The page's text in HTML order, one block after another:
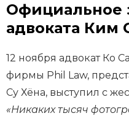
Официальное
адвоката Ким
12 ноября адвокат Ко
фирмы Phil Law,
Су Хёна, выступил с
«Никаких тысяч